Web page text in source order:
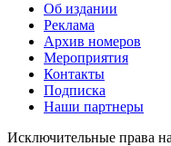
Об издании
Реклама
Архив номеров
Мероприятия
Контакты
Подписка
Наши партнеры
Исключительные права